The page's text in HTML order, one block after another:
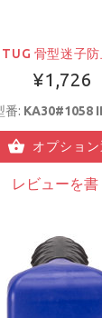
TUG 骨型迷子
¥1,726
番: KA30#1058
オプション
レビューを書